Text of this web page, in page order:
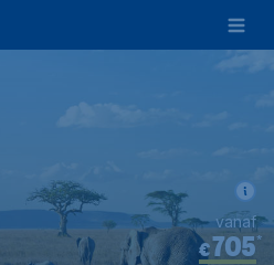
€705*
vanaf